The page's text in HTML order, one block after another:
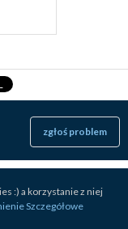
zgłoś problem
:) a korzystanie z niej
Szczegółowe